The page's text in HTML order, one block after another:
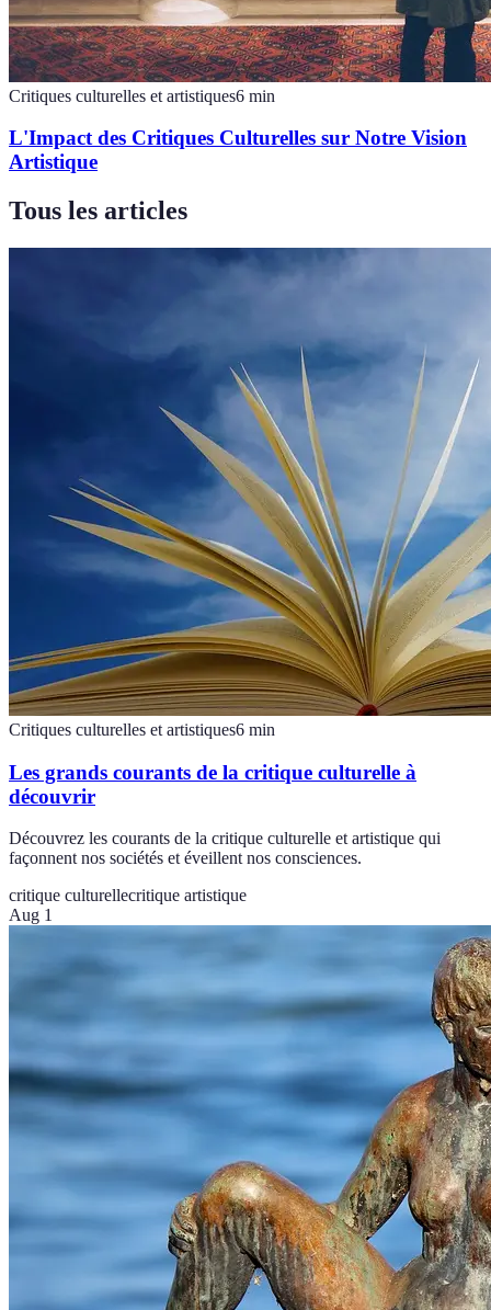
Critiques culturelles et artistiques6 min
L'Impact des Critiques Culturelles sur Notre Vision
Artistique
Tous les articles
Critiques culturelles et artistiques6 min
Les grands courants de la critique culturelle à
découvrir
Découvrez les courants de la critique culturelle et artistique qui
façonnent nos sociétés et éveillent nos consciences.
critique culturellecritique artistique
Aug 1